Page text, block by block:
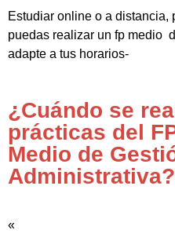
Estudiar online o a
puedas realizar un fp medio
adapte a tus horarios-
¿Cuándo se
prácticas del
Medio de
Administrativa?
«